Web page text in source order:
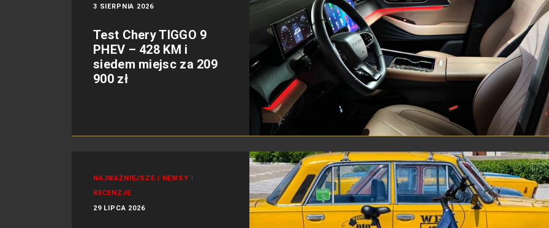
3 SIERPNIA 2026
Test Chery TIGGO 9
PHEV – 428 KM i
siedem miejsc za 209
900 zł
NAJWAŻNIEJSZE | NEWSY |
RECENZJE
29 LIPCA 2026